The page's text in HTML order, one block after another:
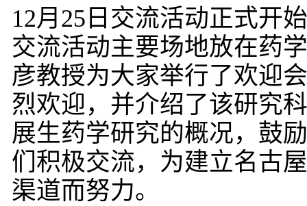
12月25日交流活动正式开
交流活动主要场地放在药
彦教授为大家举行了欢迎
烈欢迎，并介绍了该研究
展生药学研究的概况，鼓
们积极交流，为建立名古
渠道而努力。